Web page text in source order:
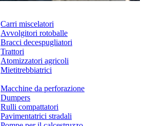
Carri miscelatori
Avvolgitori rotoballe
Bracci decespugliatori
Trattori
Atomizzatori agricoli
Mietitrebbiatrici
Macchine da perforazione
Dumpers
Rulli compattatori
Pavimentatrici stradali